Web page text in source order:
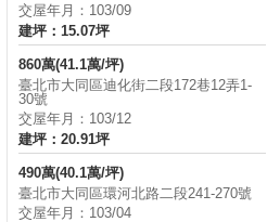
交屋年月：103/09
建坪：15.07坪
860萬(41.1萬/坪)
臺北市大同區迪化街二段172巷12弄1-
30號
交屋年月：103/12
建坪：20.91坪
490萬(40.1萬/坪)
臺北市大同區環河北路二段241-270號
交屋年月：103/04